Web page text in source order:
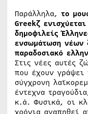
Παράλληλα, το
Greekζ
δημοφιλείς
ενσωμάτωση νέων
παραδοσιακό
Στις νέες αυτές
που έχουν γράψει
σύγχρονη
έντεχνα
κ.ά. Φυσικά, οι